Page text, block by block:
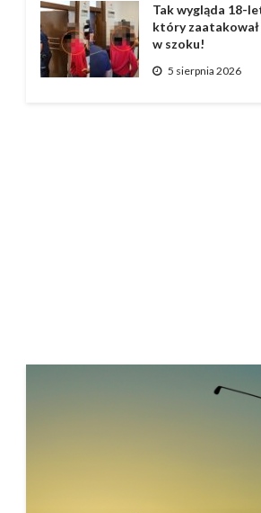
Tak wygląda 18-
który
w szoku!
5 sierpnia 2026